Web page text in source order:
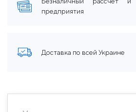
предприятия
Доставка по всей Украине